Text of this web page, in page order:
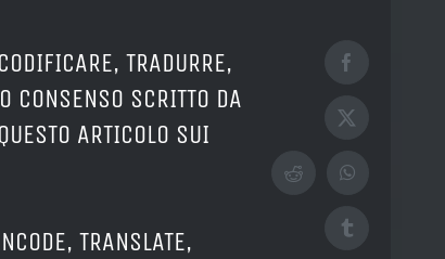
TRADURRE,
CONSENSO SCRITTO DA
ARTICOLO SUI
TRANSLATE,
Facebook
X
RedditWhatsApp
Tumblr